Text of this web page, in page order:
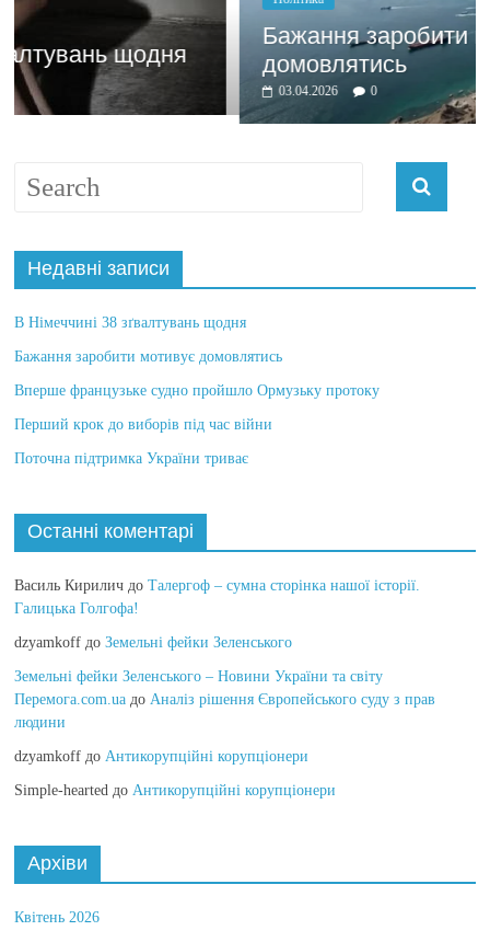
Бажання заробити мотивує
домовлятись
03.04.2026
Недавні записи
В Німеччині 38 зґвалтувань щодня
Бажання заробити мотивує домовлятись
Вперше французьке судно пройшло Ормузьку протоку
Перший крок до виборів під час війни
Поточна підтримка України триває
Останні коментарі
Василь Кирилич доТалергоф – сумна сторінка нашої історії.
Галицька Голгофа!
dzyamkoff доЗемельні фейки Зеленського
Земельні фейки Зеленського – Новини України та світу
Перемога.com.ua доАналіз рішення Європейського суду з прав
людини
dzyamkoff доАнтикорупційні корупціонери
Simple-hearted доАнтикорупційні корупціонери
Архіви
Квітень 2026